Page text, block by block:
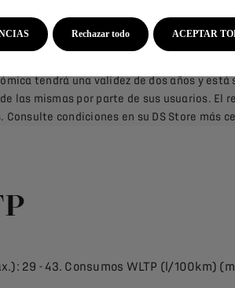
España, EFC SA, agente de seguros
contratado. Sujeta a normas de
entrega del vehículo se le dará al
tendrá una validez de dos años y
de las mismas por parte de sus usuarios.
condiciones en su DS Store más
29 - 43. Consumos WLTP (l/100km)
ACEPTAR
Rechazar todo